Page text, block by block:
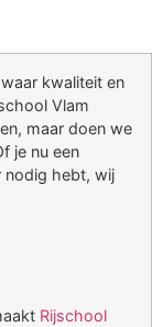
kwaliteit en
Vlam
maar doen we
je nu een
nodig hebt, wij
Rijschool